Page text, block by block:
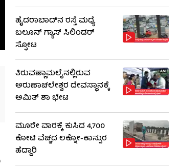
ಹೈದರಾಬಾದ್​ನ ರಸ್ತೆ ಮಧ್ಯೆ
ಬಲೂನ್ ಗ್ಯಾಸ್ ಸಿಲಿಂಡರ್
ಸ್ಫೋಟ
ತಿರುವಣ್ಣಾಮಲೈನಲ್ಲಿರುವ
ಅರುಣಾಚಲೇಶ್ವರ ದೇವಸ್ಥಾನಕ್ಕೆ
ಅಮಿತ್ ಶಾ ಭೇಟಿ
ಮೂರೇ ವಾರಕ್ಕೆ ಕುಸಿದ 4,700
ಕೋಟಿ ವೆಚ್ಚದ ಲಕ್ನೋ-ಕಾನ್ಪುರ
ಹೆದ್ದಾರಿ